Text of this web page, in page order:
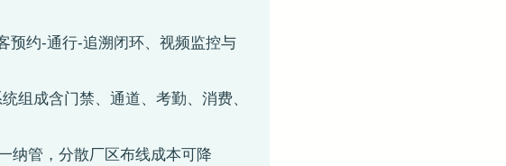
预约-通行-追溯闭环、视频监控与
组成含门禁、通道、考勤、消费、
纳管，分散厂区布线成本可降